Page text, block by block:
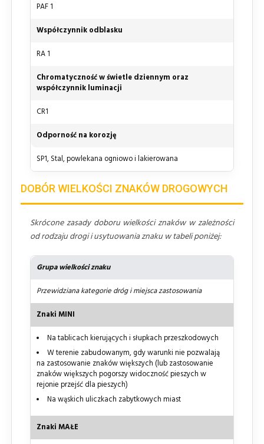
PAF 1
Współczynnik odblasku
RA 1
Chromatyczność w świetle dziennym oraz
współczynnik luminacji
CR1
Odporność na korozję
SP1, Stal, powlekana ogniowo i lakierowana
DOBÓR WIELKOŚCI ZNAKÓW DROGOWYCH
Skrócone zasady doboru wielkości znaków w zależności
od rodzaju drogi i usytuowania znaku w tabeli poniżej:
Grupa wielkości znaku
Przewidziana kategorie dróg i miejsca zastosowania
Znaki MINI
Na tablicach kierujących i słupkach przeszkodowych
W terenie zabudowanym, gdy warunki nie pozwalają
na zastosowanie znaków większych (lub zastosowanie
znaków większych pogorszy widoczność pieszych w
rejonie przejść dla pieszych)
Na wąskich uliczkach zabytkowych miast
Znaki MAŁE